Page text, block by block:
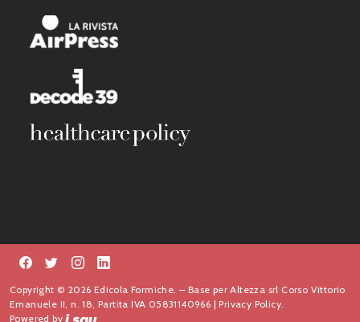
Copyright © 2026 Edicola Formiche. – Base per Altezza srl Corso Vittorio
Emanuele II, n. 18, Partita IVA 05831140966 |Privacy Policy.
Powered by